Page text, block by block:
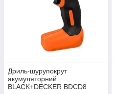
Дриль-шурупокрут
акумуляторний
BLACK+DECKER BDCD8